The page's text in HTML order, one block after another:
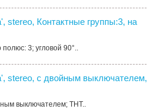
stereo, Контактные группы:3, на
3; угловой 90°..
stereo, с двойным выключателем,
выключателем; THT..